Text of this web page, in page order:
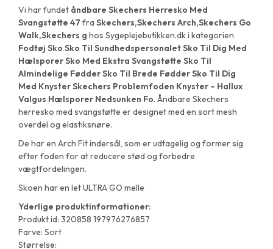
Vi har fundet åndbare Skechers Herresko Med
Svangstøtte 47 fra Skechers,Skechers Arch,Skechers Go
Walk,Skechers g hos Sygeplejebutikken.dk i kategorien
Fodtøj Sko Sko Til Sundhedspersonalet Sko Til Dig Med
Hælsporer Sko Med Ekstra Svangstøtte Sko Til
Almindelige Fødder Sko Til Brede Fødder Sko Til Dig
Med Knyster Skechers Problemfoden Knyster – Hallux
Valgus Hælsporer Nedsunken Fo. Åndbare Skechers
herresko med svangstøtte er designet med en sort mesh
overdel og elastiksnøre.
De har en Arch Fit indersål, som er udtagelig og former sig
efter foden for at reducere stød og forbedre
vægtfordelingen.
Skoen har en let ULTRA GO melle
Yderlige produktinformationer:
Produkt id: 320858 197976276857
Farve: Sort
Størrelse: